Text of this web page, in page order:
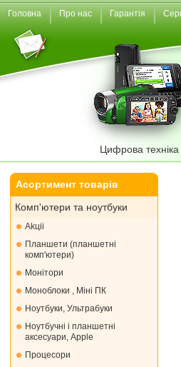
Головна Про нас Гарантія
Цифрова техніка
Асортимент товарів
Комп'ютери та ноутбуки
Akціі
Планшети (планшетні
комп'ютери)
Монiтори
Моноблоки , Міні ПК
Ноутбуки, Ультрабуки
Ноутбучні і планшетні
аксесуари, Apple
Процесори